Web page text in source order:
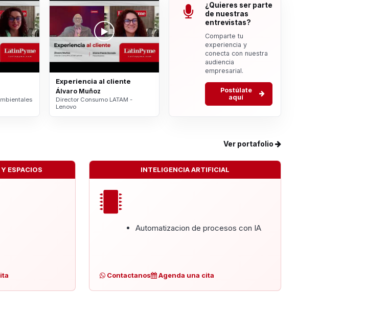
Experiencia al cliente
Álvaro Muñoz
Director Consumo LATAM -
Lenovo
¿Quieres ser parte
de nuestras
entrevistas?
Comparte tu
experiencia y
conecta con nuestra
audiencia
empresarial.
Postúlate
aquí
Ver portafolio
ESPACIOS INTELIGENCIA ARTIFICIAL
Automatizacion de procesos con IA
Contactanos Agenda una cita